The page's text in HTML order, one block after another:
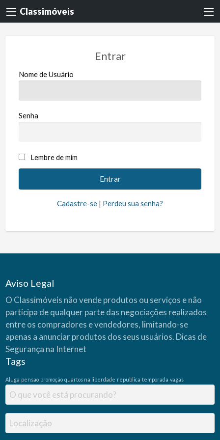
Classimóveis
Entrar
Nome de Usuário
Senha
Lembre de mim
Cadastre-se | Perdeu sua senha?
Aviso Legal
O Classimóveis não vende produtos ou serviços e não
participa de qualquer parte das negociações realizados
entre os compradores e vendedores, limitando-se
apenas a anunciar produtos dos seus usuários. Dicas de
Segurança na Internet
Tags
Aluga pensao promoção quartos na liberdade republica temporada vagas